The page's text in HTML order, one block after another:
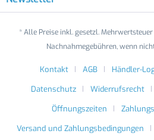
* Alle Preise inkl. gesetzl.
Nachnahmegebühren, wenn
Kontakt AGB Händler-
Datenschutz
Widerrufsrecht
Öffnungszeiten
Versand und Zahlungsbedingungen